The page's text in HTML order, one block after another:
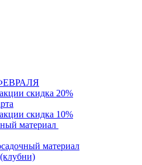
скидка 20%
скидка 10%
материал
материал